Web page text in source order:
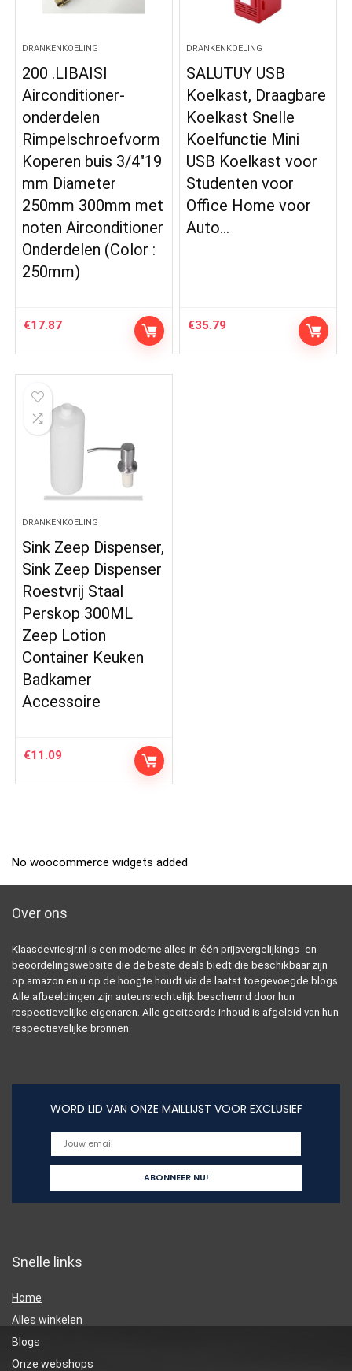
DRANKENKOELING
200 .LIBAISI
Airconditioner-
onderdelen
Rimpelschroefvorm
Koperen buis 3/4″19
mm Diameter
250mm 300mm met
noten Airconditioner
Onderdelen (Color :
250mm)
€17.87
DRANKENKOELING
SALUTUY USB
Koelkast, Draagbare
Koelkast Snelle
Koelfunctie Mini
USB Koelkast voor
Studenten voor
Office Home voor
Auto…
€35.79
DRANKENKOELING
Sink Zeep Dispenser,
Sink Zeep Dispenser
Roestvrij Staal
Perskop 300ML
Zeep Lotion
Container Keuken
Badkamer
Accessoire
€11.09
No woocommerce widgets added
Over ons
Klaasdevriesjr.nl is een moderne alles-in-één prijsvergelijkings- en
beoordelingswebsite die de beste deals biedt die beschikbaar zijn
op amazon en u op de hoogte houdt via de laatst toegevoegde blogs.
Alle afbeeldingen zijn auteursrechtelijk beschermd door hun
respectievelijke eigenaren. Alle geciteerde inhoud is afgeleid van hun
respectievelijke bronnen.
WORD LID VAN ONZE MAILLIJST VOOR EXCLUSIEF
Snelle links
Home
Alles winkelen
Blogs
Onze webshops